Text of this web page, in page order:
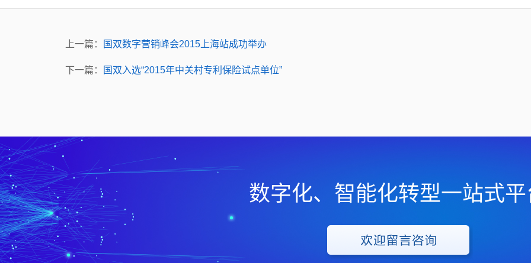
上一篇： 国双数字营销峰会2015上海站成功举办
下一篇： 国双入选“2015年中关村专利保险试点单位”
数字化、智能化转型一站式